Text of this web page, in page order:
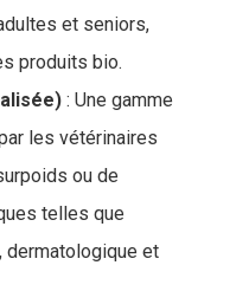
et seniors,
produits bio.
: Une gamme
les vétérinaires
ou de
telles que
dermatologique et